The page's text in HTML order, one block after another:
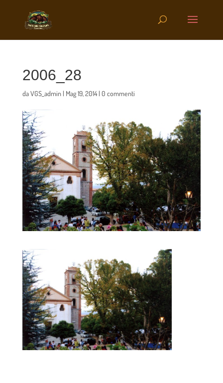
2006_28
daVGS_admin| Mag 19, 2014| 0 commenti